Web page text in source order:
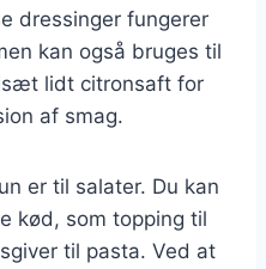
dressinger fungerer
kan også bruges til
lidt citronsaft for
af smag.
er til salater. Du kan
kød, som topping til
til pasta. Ved at